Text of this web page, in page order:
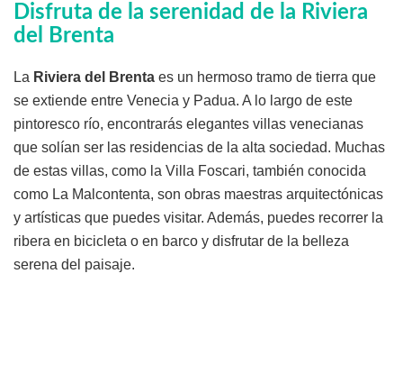
Disfruta de la serenidad de la Riviera
del Brenta
La Riviera del Brenta es un hermoso tramo de tierra que
se extiende entre Venecia y Padua. A lo largo de este
pintoresco río, encontrarás elegantes villas venecianas
que solían ser las residencias de la alta sociedad. Muchas
de estas villas, como la Villa Foscari, también conocida
como La Malcontenta, son obras maestras arquitectónicas
y artísticas que puedes visitar. Además, puedes recorrer la
ribera en bicicleta o en barco y disfrutar de la belleza
serena del paisaje.